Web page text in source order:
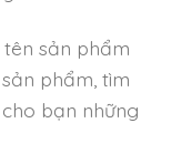
sản phẩm
phẩm, tìm
bạn những